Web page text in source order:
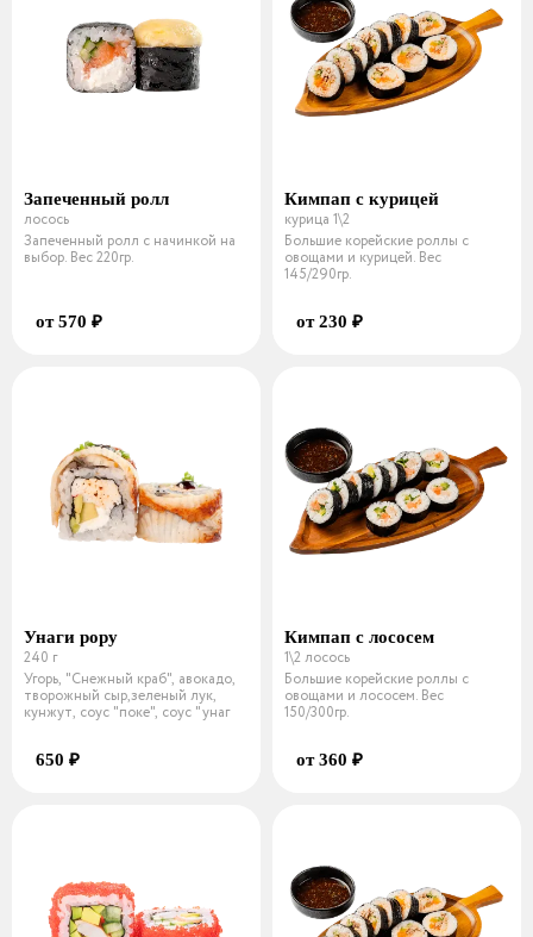
Запеченный ролл
лосось
Запеченный ролл с начинкой на
выбор. Вес 220гр.
от 570 ₽
Кимпап с курицей
курица 1\2
Большие корейские роллы с
овощами и курицей. Вес
145/290гр.
от 230 ₽
Унаги рору
240 г
Угорь, "Снежный краб", авокадо,
творожный сыр,зеленый лук,
кунжут, соус "поке", соус "унаг
650 ₽
Кимпап с лососем
1\2 лосось
Большие корейские роллы с
овощами и лососем. Вес
150/300гр.
от 360 ₽